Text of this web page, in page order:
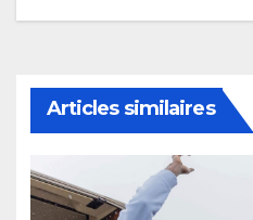
Articles similaires